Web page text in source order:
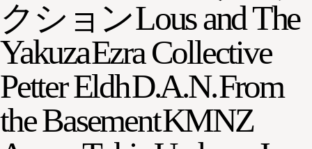
クションLous and The
YakuzaEzra Collective
Petter EldhD.A.N.From
the BasementKMNZ